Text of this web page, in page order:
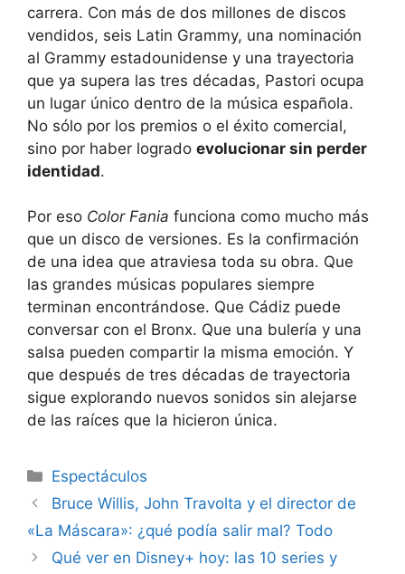
carrera. Con más de dos millones de discos
vendidos, seis Latin Grammy, una nominación
al Grammy estadounidense y una trayectoria
que ya supera las tres décadas, Pastori ocupa
un lugar único dentro de la música española.
No sólo por los premios o el éxito comercial,
sino por haber logrado evolucionar sin perder
identidad.
Por eso Color Fania funciona como mucho más
que un disco de versiones. Es la confirmación
de una idea que atraviesa toda su obra. Que
las grandes músicas populares siempre
terminan encontrándose. Que Cádiz puede
conversar con el Bronx. Que una bulería y una
salsa pueden compartir la misma emoción. Y
que después de tres décadas de trayectoria
sigue explorando nuevos sonidos sin alejarse
de las raíces que la hicieron única.
Espectáculos
Bruce Willis, John Travolta y el director de
«La Máscara»: ¿qué podía salir mal? Todo
Qué ver en Disney+ hoy: las 10 series y